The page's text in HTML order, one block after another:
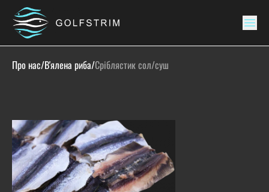
Про нас/В'ялена риба/Сріблястик сол/суш